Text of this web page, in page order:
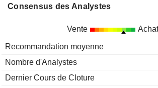
Consensus des Analystes
Vente Achat
Recommandation moyenne
Nombre d'Analystes
Dernier Cours de Cloture